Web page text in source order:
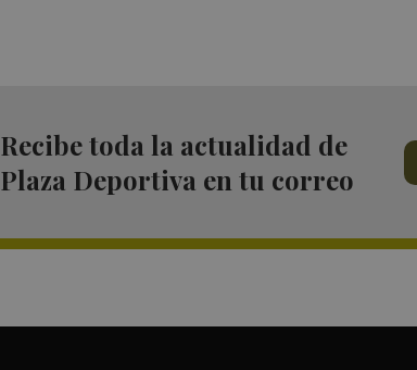
Recibe toda la actualidad de
Plaza Deportiva en tu correo